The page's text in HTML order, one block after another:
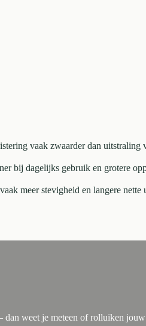
vaak zwaarder dan uitstraling
bij dagelijks gebruik en grotere
meer stevigheid en langere nette
weet je meteen of rolluiken jouw